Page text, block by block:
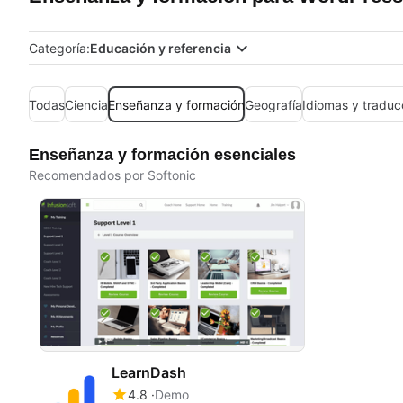
Categoría:Educación y referencia
TodasCienciaEnseñanza y formaciónGeografíaIdiomas y
Enseñanza y formación esenciales
Recomendados por Softonic
LearnDash
4.8 Demo